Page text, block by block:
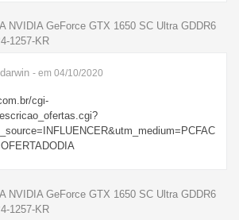
NVIDIA GeForce GTX 1650 SC Ultra GDDR6
1257-KR
- em 04/10/2020
cgi-
NVIDIA GeForce GTX 1650 SC Ultra GDDR6
1257-KR